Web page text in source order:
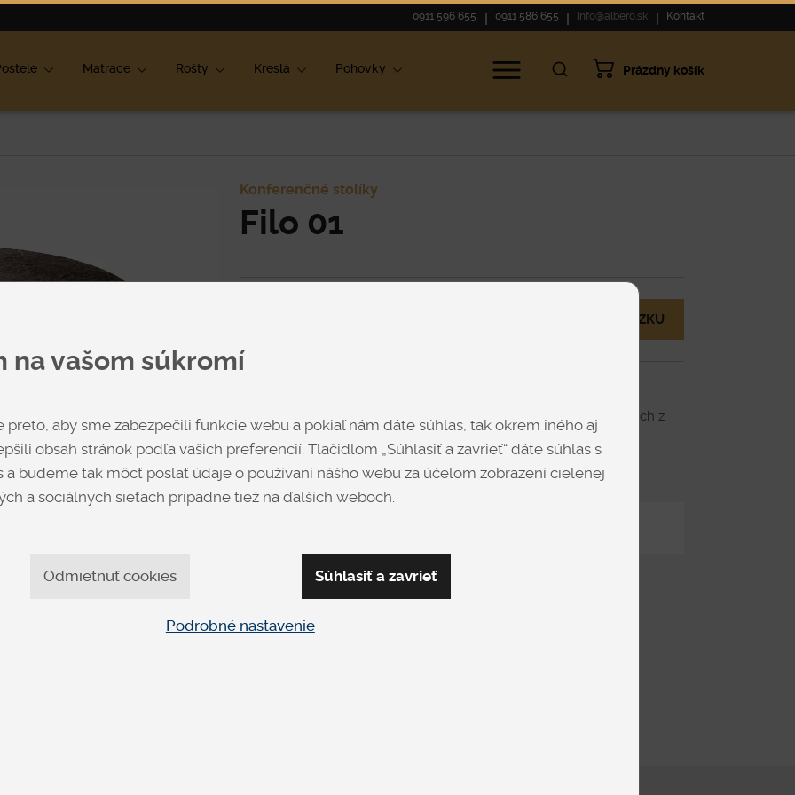
0911 596 655 0911 586 655 info@albero.sk Kontakt
Prázdny košík
Matrace Rošty Kreslá Pohovky
Konferenčné stolíky
Filo 01
MÁM OTÁZKU
Dizajnový konferenčný stolík v okrúhlom tvare na kovových nohách z
veľmi kvalitnej ocele.
na vašom súkromí
preto, aby sme zabezpečili funkcie webu a pokiaľ nám dáte súhlas, tak okrem iného aj
obsah stránok podľa vašich preferencií. Tlačidlom „Súhlasiť a zavrieť“ dáte súhlas s
a budeme tak môcť poslať údaje o používaní nášho webu za účelom zobrazení cielenej
a sociálnych sieťach prípadne tiež na ďalších weboch.
Odmietnuť cookies Súhlasiť a zavrieť
Podrobné nastavenie